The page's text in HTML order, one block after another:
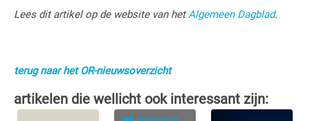
Lees dit artikel op de website van hetAlgemeen Dagblad.
terug naar het OR-nieuwsoverzicht
artikelen die wellicht ook interessant zijn: